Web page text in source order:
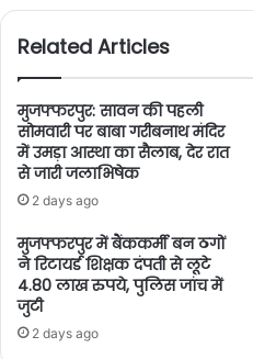
Related Articles
मुजफ्फरपुर: सावन की पहली
सोमवारी पर बाबा गरीबनाथ मंदिर
में उमड़ा आस्था का सैलाब, देर रात
से जारी जलाभिषेक
2 days ago
मुजफ्फरपुर में बैंककर्मी बन ठगों
ने रिटायर्ड शिक्षक दंपती से लूटे
4.80 लाख रुपये, पुलिस जांच में
जुटी
2 days ago